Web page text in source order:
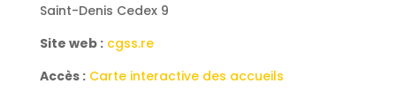
Saint-Denis Cedex 9
Site web : cgss.re
Accès : Carte interactive des accueils